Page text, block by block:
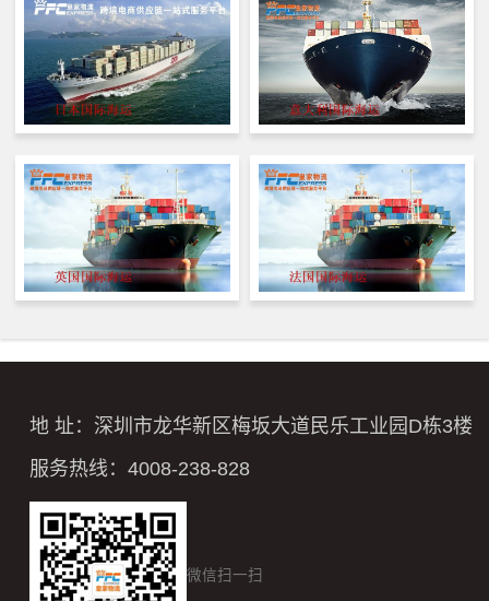
地 址：深圳市龙华新区梅坂大道民乐工业园D栋3楼
服务热线：4008-238-828
微信扫一扫